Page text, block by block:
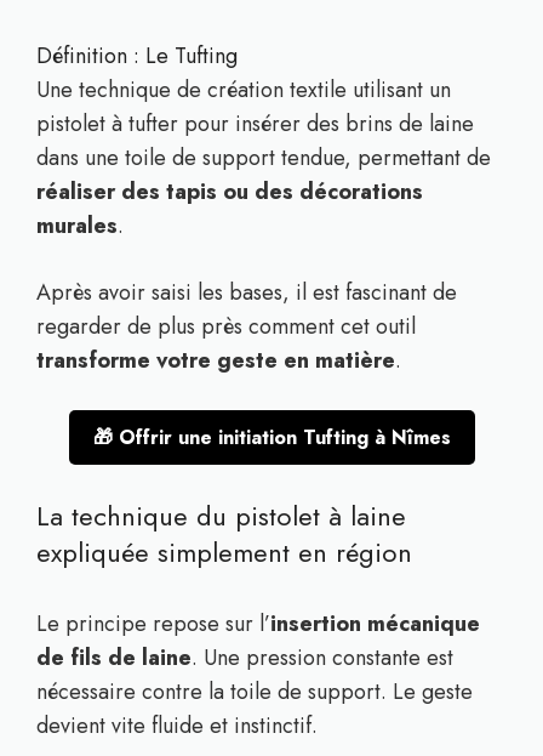
Définition : Le Tufting
Une technique de création textile utilisant un
pistolet à tufter pour insérer des brins de laine
dans une toile de support tendue, permettant de
réaliser des tapis ou des décorations
murales.
Après avoir saisi les bases, il est fascinant de
regarder de plus près comment cet outil
transforme votre geste en matière.
🎁 Offrir une initiation Tufting à Nîmes
La technique du pistolet à laine
expliquée simplement en région
Le principe repose sur l’insertion mécanique
de fils de laine. Une pression constante est
nécessaire contre la toile de support. Le geste
devient vite fluide et instinctif.